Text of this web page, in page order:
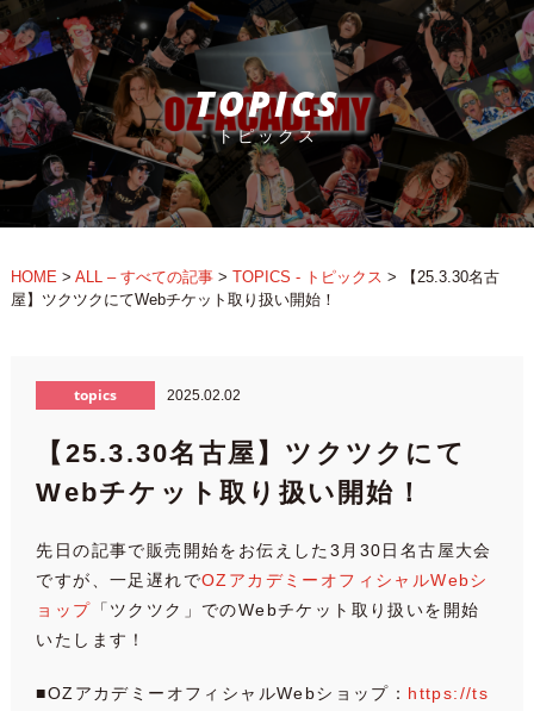
TOPICS
トピックス
HOME> ALL – すべての記事> TOPICS - トピックス >
【25.3.30名古
屋】ツクツクにてWebチケット取り扱い開始！
topics 2025.02.02
【25.3.30名古屋】ツクツクにて
Webチケット取り扱い開始！
先日の記事で販売開始をお伝えした3月30日名古屋大会
ですが、一足遅れでOZアカデミーオフィシャルWebシ
ョップ 「ツクツク」でのWebチケット取り扱いを開始
いたします！
■OZアカデミーオフィシャルWebショップ： https://ts